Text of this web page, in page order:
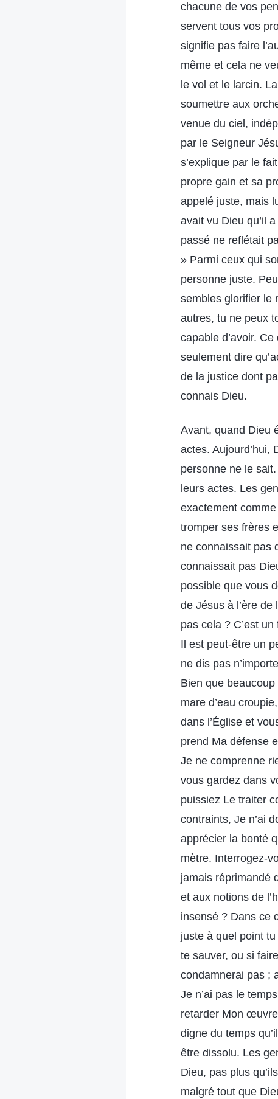
chacune de vos
servent tous vos
signifie pas faire
même et cela ne
le vol et le larcin.
soumettre aux
venue du ciel,
par le Seigneur
s’explique par le
propre gain et sa
appelé juste, mais
avait vu Dieu qu’il
passé ne reflétait
» Parmi ceux qui
personne juste.
sembles glorifier le
autres, tu ne peux
capable d’avoir.
seulement dire
de la justice dont
connais Dieu.
Avant, quand Dieu
actes. Aujourd’hui,
personne ne le
leurs actes. Les
exactement
tromper ses frères
ne connaissait pas
connaissait pas
possible que vous
de Jésus à l’ère
pas cela ? C’est
Il est peut-être un
ne dis pas
Bien que
mare d’eau
dans l’Église et
prend Ma défense
Je ne comprenne
vous gardez dans
puissiez Le traiter
contraints, Je n’ai
apprécier la bonté
mètre. Interrogez-
jamais réprimandé
et aux notions de
insensé ? Dans ce
juste à quel point
te sauver, ou si
condamnerai pas ;
Je n’ai pas le
retarder Mon
digne du temps
être dissolu. Les
Dieu, pas plus
malgré tout que